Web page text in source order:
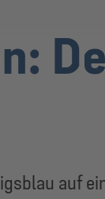
auf